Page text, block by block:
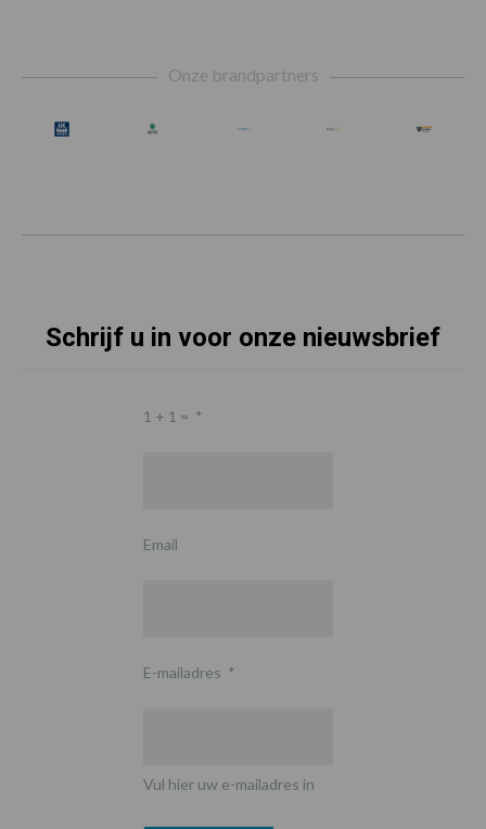
Onze brandpartners
Schrijf u in voor onze nieuwsbrief
1 + 1 = *
Email
E-mailadres *
Vul hier uw e-mailadres in